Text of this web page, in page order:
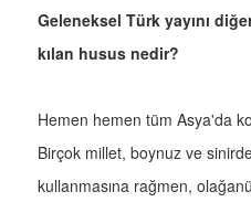
Geleneksel Türk yayını
kılan husus nedir?
Hemen hemen tüm Asya'da
Birçok millet, boynuz ve
kullanmasına rağmen,